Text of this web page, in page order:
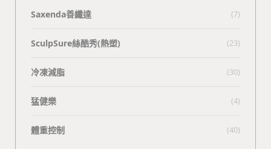
Saxenda善纖達 (7)
SculpSure絲酷秀(熱塑) (23)
冷凍減脂 (30)
猛健樂 (4)
體重控制 (40)